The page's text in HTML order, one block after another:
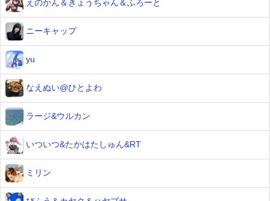
えのかん＆きょうちゃん＆ふろーと
ニーキャップ
yu
なえぬい@ひとよわ
ラージ&ウルカン
いついつ&たかはたしゅん&RT
ミリン